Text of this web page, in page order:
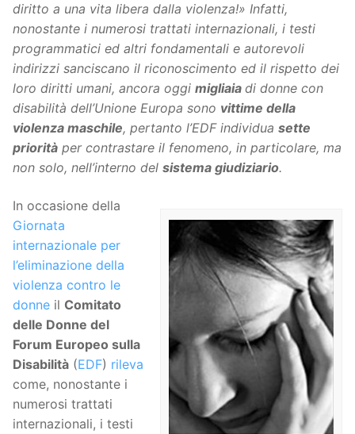
diritto a una vita libera dalla violenza!» Infatti,
nonostante i numerosi trattati internazionali, i testi
programmatici ed altri fondamentali e autorevoli
indirizzi sanciscano il riconoscimento ed il rispetto dei
loro diritti umani, ancora oggi migliaia di donne con
disabilità dell’Unione Europa sono vittime della
violenza maschile, pertanto l’EDF individua sette
priorità per contrastare il fenomeno, in particolare, ma
non solo, nell’interno del sistema giudiziario.
In occasione della
Giornata
internazionale per
l’eliminazione della
violenza contro le
donne il Comitato
delle Donne del
Forum Europeo sulla
Disabilità (EDF) rileva
come, nonostante i
numerosi trattati
internazionali, i testi